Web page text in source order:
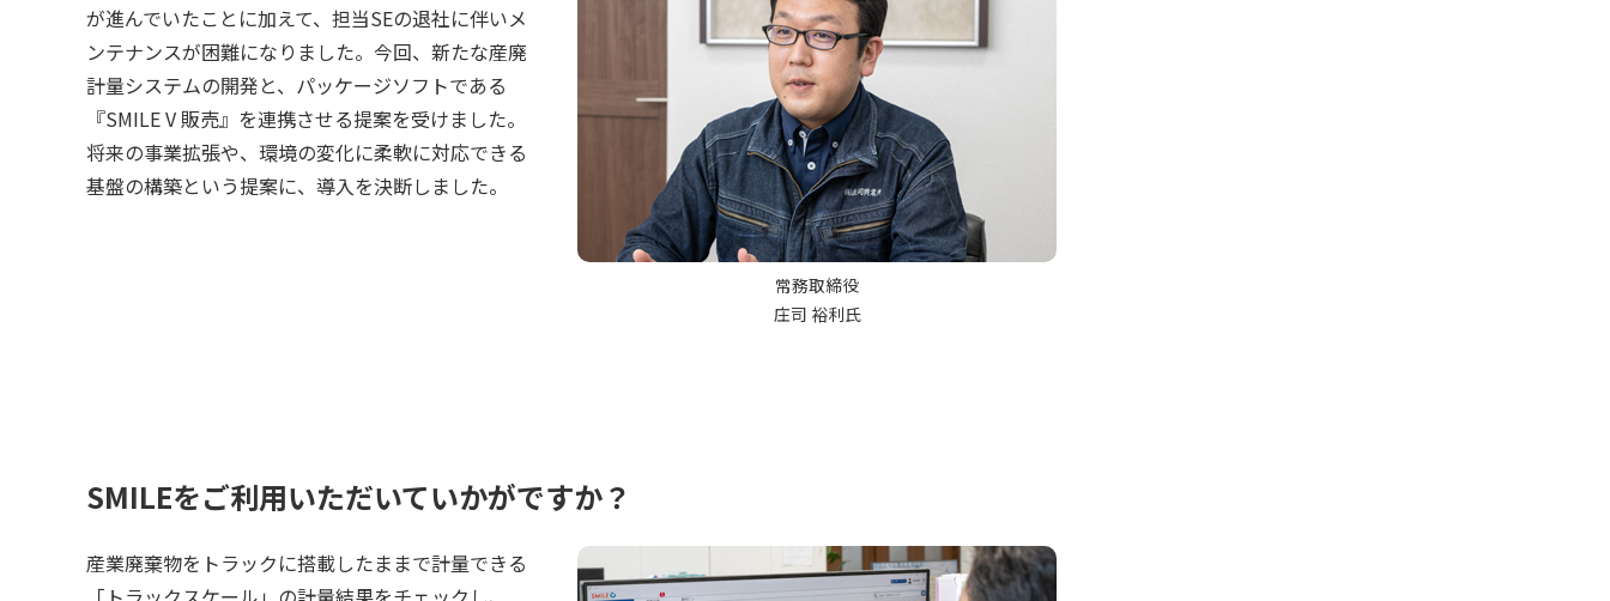
常務取締役
庄司 裕利氏
が進んでいたことに加えて、担当SEの退社に伴いメ
ンテナンスが困難になりました。今回、新たな産廃
計量システムの開発と、パッケージソフトである
『SMILE V 販売』を連携させる提案を受けました。
将来の事業拡張や、環境の変化に柔軟に対応できる
基盤の構築という提案に、導入を決断しました。
SMILEをご利用いただいていかがですか？
産業廃棄物をトラックに搭載したままで計量できる